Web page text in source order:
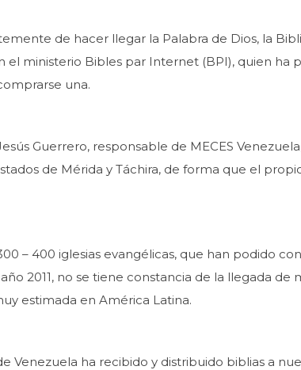
de hacer llegar la Palabra de Dios, la
ministerio Bibles par Internet (BPI), quien ha
una.
Guerrero, responsable de MECES
de Mérida y Táchira, de forma que el
– 400 iglesias evangélicas, que han podido
2011, no se tiene constancia de la llegada
estimada en América Latina.
Venezuela ha recibido y distribuido biblias a